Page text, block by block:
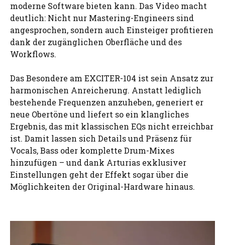
moderne Software bieten kann. Das Video macht
deutlich: Nicht nur Mastering-Engineers sind
angesprochen, sondern auch Einsteiger profitieren
dank der zugänglichen Oberfläche und des
Workflows.
Das Besondere am EXCITER-104 ist sein Ansatz zur
harmonischen Anreicherung. Anstatt lediglich
bestehende Frequenzen anzuheben, generiert er
neue Obertöne und liefert so ein klangliches
Ergebnis, das mit klassischen EQs nicht erreichbar
ist. Damit lassen sich Details und Präsenz für
Vocals, Bass oder komplette Drum-Mixes
hinzufügen – und dank Arturias exklusiver
Einstellungen geht der Effekt sogar über die
Möglichkeiten der Original-Hardware hinaus.